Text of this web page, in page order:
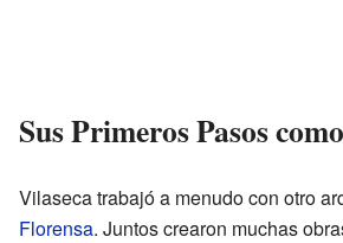
Sus Primeros Pasos
Vilaseca trabajó a menudo con otro
Florensa. Juntos crearon muchas